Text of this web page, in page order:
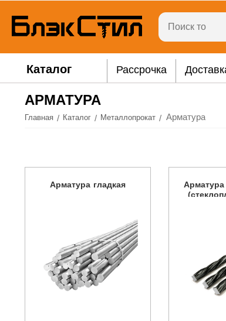
Каталог Рассрочка
АРМАТУРА
Главная / Каталог / Металлопрокат / Арматура
Арматура гладкая
Арматура